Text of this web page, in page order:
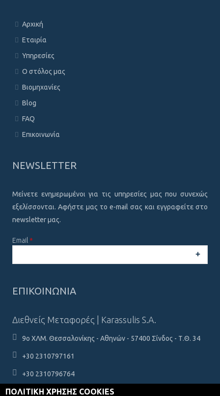
Αρχική
Εταιρία
Υπηρεσίες
Ο στόλος μας
Βιομηχανίες
Blog
FAQ
Επικοινωνία
NEWSLETTER
Μείνετε ενημερωμένοι για τις υπηρεσίες μας που συνεχώς
εξελίσσονται. Αφήστε μας το e-mail σας και εγγραφείτε στο
newsletter μας.
Email *
question is
not you are a
visitor and to
prevent
automated
spam
submissions.
5+2
ΕΠΙΚΟΙΝΩΝΙΑ
Διεθνείς Μεταφορές | Karassulis S.A.
9ο ΧΛΜ. Θεσσαλονίκης - Αθηνών - 57400 Σίνδος - Τ.Θ. 34
+30 2310797161
+30 2310796764
karassulis@karassulis.gr
ΠΟΛΙΤΙΚΗ ΧΡΗΣΗΣ COOKIES